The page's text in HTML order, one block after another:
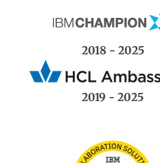
2018 - 2025
2019 - 2025